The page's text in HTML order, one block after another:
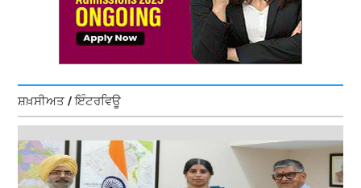
ਸ਼ਖ਼ਸੀਅਤ / ਇੰਟਰਵਿਊ